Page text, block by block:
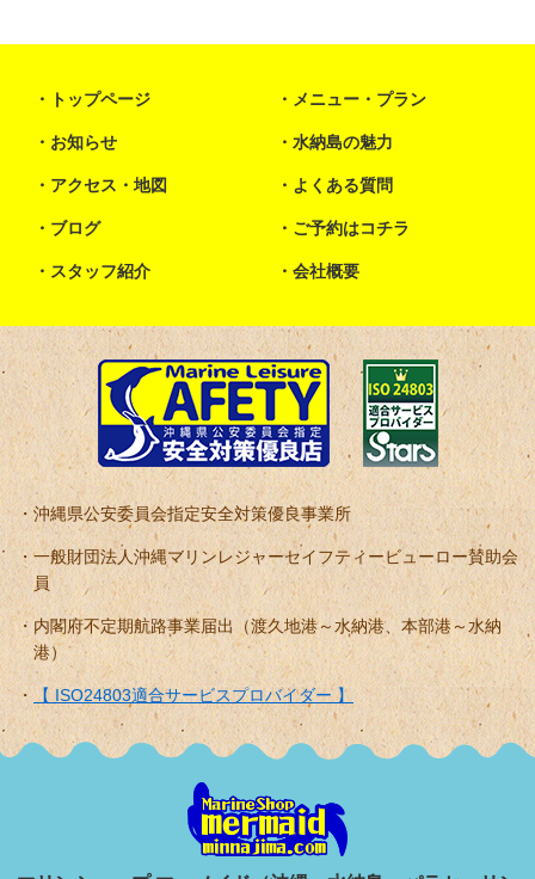
トップページ メニュー・プラン
お知らせ 水納島の魅力
アクセス・地図 よくある質問
ブログ ご予約はコチラ
スタッフ紹介 会社概要
沖縄県公安委員会指定安全対策優良事業所
一般財団法人沖縄マリンレジャーセイフティービューロー賛助会
員
内閣府不定期航路事業届出（渡久地港～水納港、本部港～水納
港）
【 ISO24803適合サービスプロバイダー 】